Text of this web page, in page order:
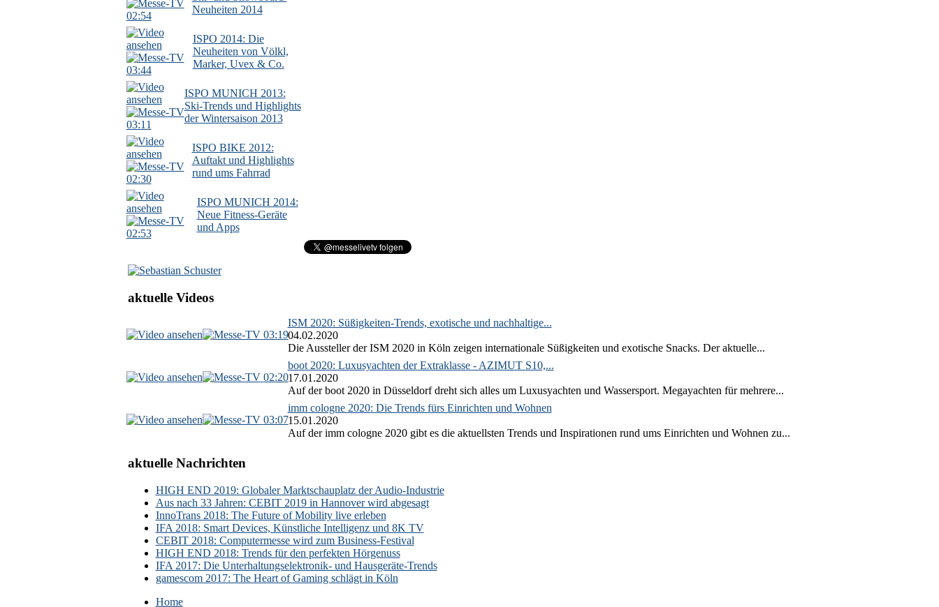
02:54
Neuheiten 2014
03:44
ISPO 2014: Die
Neuheiten von Völkl,
Marker, Uvex & Co.
03:11
ISPO MUNICH 2013:
Ski-Trends und Highlights
der Wintersaison 2013
02:30
ISPO BIKE 2012:
Auftakt und Highlights
rund ums Fahrrad
02:53
ISPO MUNICH 2014:
Neue Fitness-Geräte
und Apps
aktuelle Videos
03:19
ISM 2020: Süßigkeiten-Trends, exotische und nachhaltige...
04.02.2020
Die Aussteller der ISM 2020 in Köln zeigen internationale Süßigkeiten und exotische Snacks. Der aktuelle...
02:20
boot 2020: Luxusyachten der Extraklasse - AZIMUT S10,...
17.01.2020
Auf der boot 2020 in Düsseldorf dreht sich alles um Luxusyachten und Wassersport. Megayachten für mehrere...
03:07
imm cologne 2020: Die Trends fürs Einrichten und Wohnen
15.01.2020
Auf der imm cologne 2020 gibt es die aktuellsten Trends und Inspirationen rund ums Einrichten und Wohnen zu...
aktuelle Nachrichten
HIGH END 2019: Globaler Marktschauplatz der Audio-Industrie
Aus nach 33 Jahren: CEBIT 2019 in Hannover wird abgesagt
InnoTrans 2018: The Future of Mobility live erleben
IFA 2018: Smart Devices, Künstliche Intelligenz und 8K TV
CEBIT 2018: Computermesse wird zum Business-Festival
HIGH END 2018: Trends für den perfekten Hörgenuss
IFA 2017: Die Unterhaltungselektronik- und Hausgeräte-Trends
gamescom 2017: The Heart of Gaming schlägt in Köln
Home